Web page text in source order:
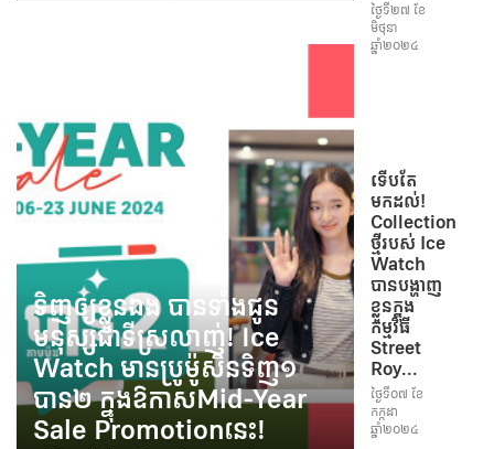
ទិញឲ្យខ្លួនឯង បានទាំងជូន
មនុស្សជាទីស្រលាញ់! Ice
Watch មានប្រូម៉ូសិនទិញ១
បាន២ ក្នុងឱកាសMid-Year
Sale Promotionនេះ!
ថ្ងៃទី២៧ ខែ
មិថុនា
ឆ្នាំ២០២៤
ទើបតែ
មកដល់!
Collection
ថ្មីរបស់ Ice
Watch
បានបង្ហាញ
ខ្លួនក្នុង
កម្មវិធី
Street
Roy...
ថ្ងៃទី០៧ ខែ
កក្កដា
ឆ្នាំ២០២៤